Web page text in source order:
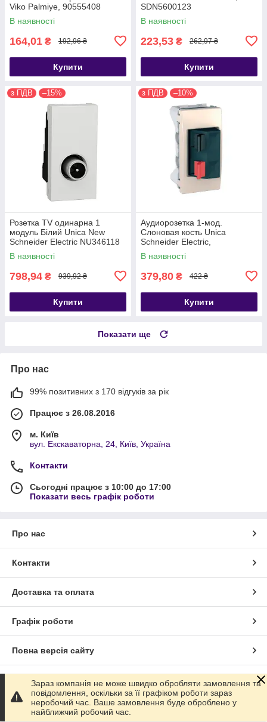
Viko Palmiye, 90555408
В наявності
164,01 ₴ 192,96 ₴
Купити
SDN5600123
В наявності
223,53 ₴ 262,97 ₴
Купити
з ПДВ –15%
Розетка TV одинарна 1
модуль Білий Unica New
Schneider Electric NU346118
В наявності
798,94 ₴ 939,92 ₴
Купити
з ПДВ –10%
Аудиорозетка 1-мод.
Слоновая кость Unica
Schneider Electric,
MGU3.487.25
В наявності
379,80 ₴ 422 ₴
Купити
Показати ще
Про нас
99% позитивних з 170 відгуків за рік
Працює з 26.08.2016
м. Київ
вул. Екскаваторна, 24, Київ, Україна
Контакти
Сьогодні працює з 10:00 до 17:00
Показати весь графік роботи
Про нас
Контакти
Доставка та оплата
Графік роботи
Повна версія сайту
Сайт створено на маркетплейсі Prom.ua
Політика конфіденційності
Зараз компанія не може швидко обробляти замовлення та
повідомлення, оскільки за її графіком роботи зараз
неробочий час. Ваше замовлення буде оброблено у
найближчий робочий час.